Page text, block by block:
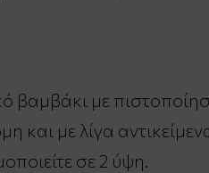
βαμβάκι με
και με λίγα
σε 2 ύψη.